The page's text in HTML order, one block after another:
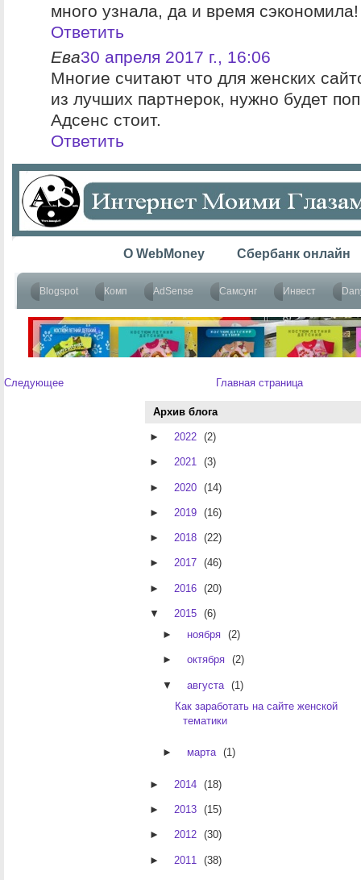
много узнала, да и время
Ответить
Ева30 апреля 2017 г., 16:06
Многие считают что для женских
из лучших партнерок, нужно будет
Адсенс стоит.
Ответить
Следующее Главная страница
Архив блога
► 2022 (2)
► 2021 (3)
► 2020 (14)
► 2019 (16)
► 2018 (22)
► 2017 (46)
► 2016 (20)
▼ 2015 (6)
►
ноября (2)
► октября (2)
▼ августа
(1)
Как заработать на сайте женской
тематики
► марта (1)
► 2014 (18)
► 2013 (15)
► 2012 (30)
► 2011 (38)